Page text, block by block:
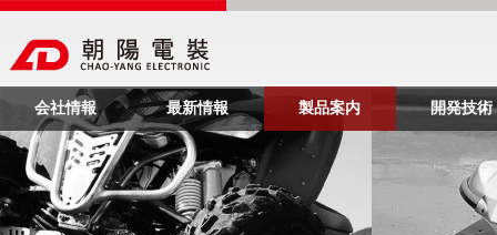
会社情報 最新情報 製品案内 開発技術